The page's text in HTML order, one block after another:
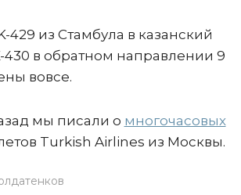
429 из Стамбула в казанский
430 в обратном направлении 9
вовсе.
мы писали о многочасовых
Turkish Airlines из Москвы.